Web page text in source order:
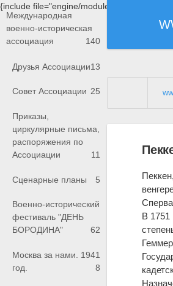
{include file="engine/modules/saperu/
Международная
военно-историческая
ассоциация
140
Друзья Ассоциации13
Совет Ассоциации 25
Приказы,
циркулярные письма,
распоряжения по
Ассоциации
11
Сценарные планы 5
Военно-исторический
фестиваль "ДЕНЬ
БОРОДИНА"
62
Москва за нами. 1941
год.
8
В 1751